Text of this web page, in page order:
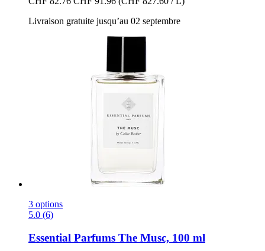
Livraison gratuite jusqu’au 02 septembre
3 options
5.0 (6)
Essential Parfums The Musc, 100 ml